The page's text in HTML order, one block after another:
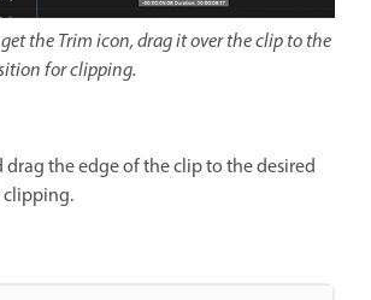
the Trim icon, drag it over the clip to the
for clipping.
drag the edge of the clip to the desired